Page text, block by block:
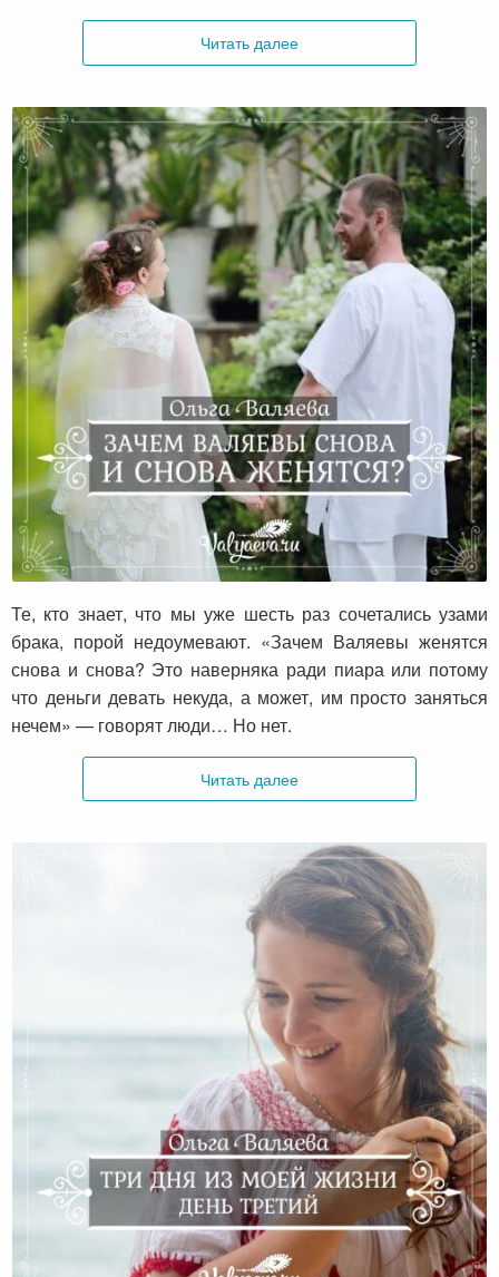
Читать далее
Зачем Валяевы снова и снова женятся?
Те, кто знает, что мы уже шесть раз сочетались узами
брака, порой недоумевают. «Зачем Валяевы женятся
снова и снова? Это наверняка ради пиара или потому
что деньги девать некуда, а может, им просто заняться
нечем» — говорят люди… Но нет.
Читать далее